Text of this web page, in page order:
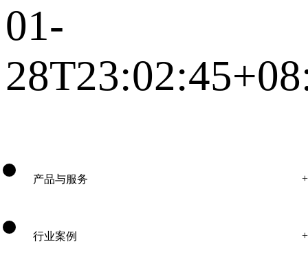
01-
产品与服务
行业案例